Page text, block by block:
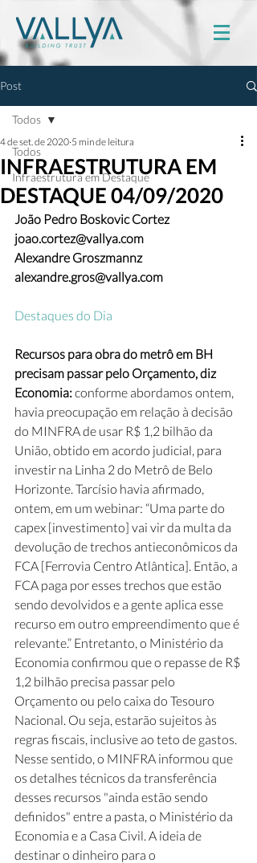
Post
Todos
Infraestrutura em Destaque
Todos
INFRAESTRUTURA EM
DESTAQUE 04/09/2020
4 de set. de 2020 5 min de leitura
João Pedro Boskovic Cortez
joao.cortez@vallya.com
Alexandre Groszmannz
alexandre.gros@vallya.com
Destaques do Dia
Recursos para obra do metrô em BH
precisam passar pelo Orçamento, diz
Economia: conforme abordamos ontem,
havia preocupação em relação à decisão
do MINFRA de usar R$ 1,2 bilhão da
União, obtido em acordo judicial, para
investir na Linha 2 do Metrô de Belo
Horizonte. Tarcísio havia afirmado,
ontem, em um webinar: “Uma parte do
capex [investimento] vai vir da multa da
devolução de trechos antieconômicos da
FCA [Ferrovia Centro Atlântica]. Então, a
FCA paga por esses trechos que estão
sendo devolvidos e a gente aplica esse
recurso em outro empreendimento que é
relevante.” Entretanto, o Ministério da
Economia confirmou que o repasse de R$
1,2 bilhão precisa passar pelo
Orçamento ou pelo caixa do Tesouro
Nacional. Ou seja, estarão sujeitos às
regras fiscais, inclusive ao teto de gastos.
Nesse sentido, o MINFRA informou que
os detalhes técnicos da transferência
desses recursos "ainda estão sendo
definidos" entre a pasta, o Ministério da
Economia e a Casa Civil. A ideia de
destinar o dinheiro para o